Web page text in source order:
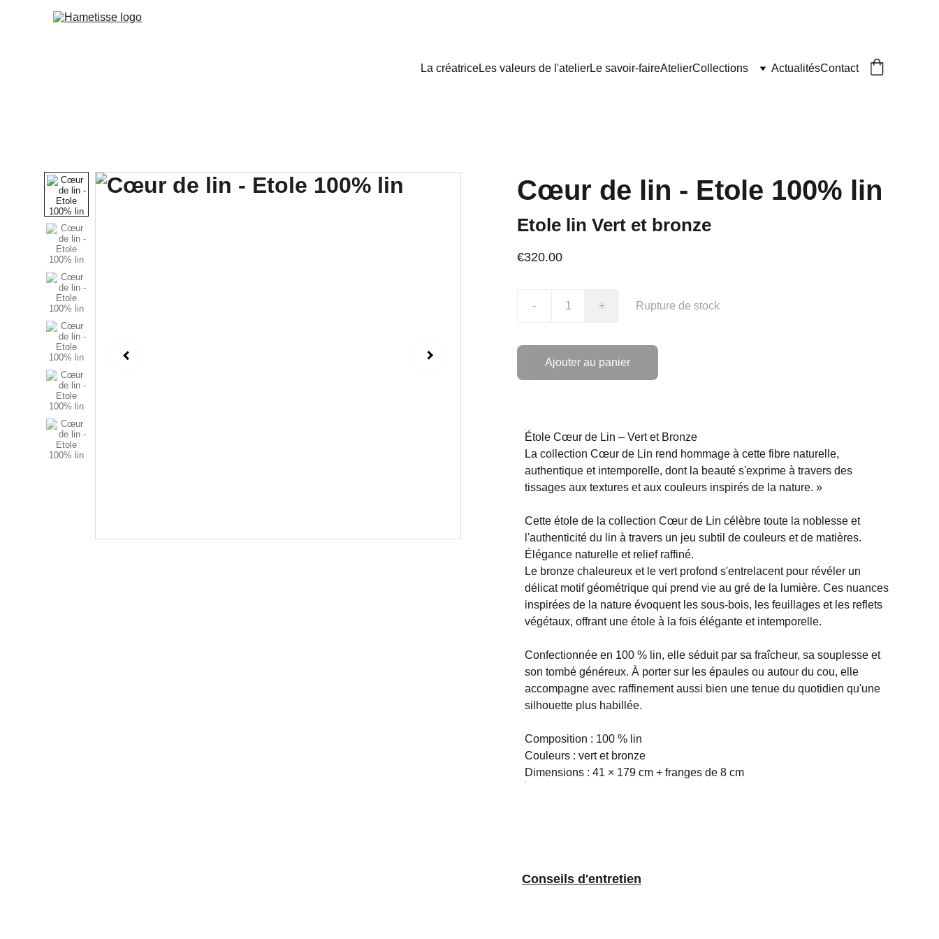
La créatriceLes valeurs de l'atelierLe savoir-faireAtelierCollections ActualitésContact
Cœur de lin - Etole 100% lin
Etole lin Vert et bronze
€320.00
- + Rupture de stock
Ajouter au panier
Étole Cœur de Lin – Vert et Bronze
La collection Cœur de Lin rend hommage à cette fibre naturelle,
authentique et intemporelle, dont la beauté s'exprime à travers des
tissages aux textures et aux couleurs inspirés de la nature. »
Cette étole de la collection Cœur de Lin célèbre toute la noblesse et
l'authenticité du lin à travers un jeu subtil de couleurs et de matières.
Élégance naturelle et relief raffiné.
Le bronze chaleureux et le vert profond s'entrelacent pour révéler un
délicat motif géométrique qui prend vie au gré de la lumière. Ces nuances
inspirées de la nature évoquent les sous-bois, les feuillages et les reflets
végétaux, offrant une étole à la fois élégante et intemporelle.
Confectionnée en 100 % lin, elle séduit par sa fraîcheur, sa souplesse et
son tombé généreux. À porter sur les épaules ou autour du cou, elle
accompagne avec raffinement aussi bien une tenue du quotidien qu'une
silhouette plus habillée.
Composition : 100 % lin
Couleurs : vert et bronze
Dimensions : 41 × 179 cm + franges de 8 cm
Conseils d'entretien